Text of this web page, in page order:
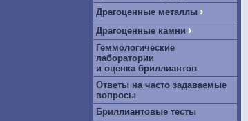
Драгоценные металлы ›
Драгоценные камни ›
Геммологические
лаборатории
и оценка бриллиантов
Ответы на часто задаваемые
вопросы
Бриллиантовые тесты